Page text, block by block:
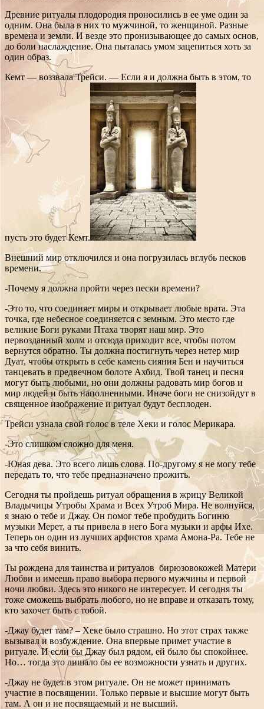
Древние ритуалы плодородия проносились в ее уме один за
одним. Она была в них то мужчиной, то женщиной. Разные
времена и земли. И везде это пронизывающее до самых основ,
до боли наслаждение. Она пыталась умом зацепиться хоть за
один образ.
Кемт — воззвала Трейси. — Если я и должна быть в этом, то
пусть это будет Кемт.
Внешний мир отключился и она погрузилась вглубь песков
времени.
-Почему я должна пройти через пески времени?
-Это то, что соединяет миры и открывает любые врата. Эта
точка, где небесное соединяется с земным. Это место где
великие Боги руками Птаха творят наш мир. Это
первозданный холм и отсюда приходит все, чтобы потом
вернутся обратно. Ты должна постигнуть через нетер мир
Дуат, чтобы открыть в себе камень сияния Бен и научиться
танцевать в предвечном болоте Ахбид. Твой танец и песня
могут быть любыми, но они должны радовать мир богов и
мир людей и быть наполненными. Иначе боги не снизойдут в
священное изображение и ритуал будут бесплоден.
Трейси узнала свой голос в теле Хеки и голос Мерикара.
-Это слишком сложно для меня.
-Юная дева. Это всего лишь слова. По-другому я не могу тебе
передать то, что тебе предназначено прожить.
Сегодня ты пройдешь ритуал обращения в жрицу Великой
Владычицы Утробы Храма и Всех Утроб Мира. Не волнуйся,
я знаю о тебе и Джау. Он помог тебе пробудить Богиню
музыки Мерет, а ты привела в него Бога музыки и арфы Ихе.
Теперь он один из лучших арфистов храма Амона-Ра. Тебе не
за что себя винить.
Ты рождена для таинства и ритуалов бирюзовокожей Матери
Любви и имеешь право выбора первого мужчины и первой
ночи любви. Здесь это никого не интересует. И сегодня ты
тоже сможешь выбрать любого, но не вправе и отказать тому,
кто захочет быть с тобой.
-Джау будет там? – Хеке было страшно. Но этот страх также
вызывал и возбуждение. Она впервые примет участие в
ритуале. И если бы Джау был рядом, ей было бы спокойнее.
Но… тогда это лишало бы ее возможности узнать и других.
-Джау не будет в этом ритуале. Он не может принимать
участие в посвящении. Только первые и высшие могут быть
там. А он и не посвящаемый и не высший.